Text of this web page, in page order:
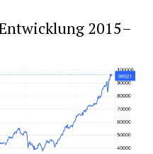
2015–